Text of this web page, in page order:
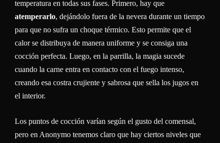
temperatura en todas sus fases. Primero, hay que
atemperarlo, dejándolo fuera de la nevera durante un tiempo
para que no sufra un choque térmico. Esto permite que el
calor se distribuya de manera uniforme y se consiga una
cocción perfecta. Luego, en la parrilla, la magia sucede
cuando la carne entra en contacto con el fuego intenso,
creando esa costra crujiente y sabrosa que sella los jugos en
el interior.
Los puntos de cocción varían según el gusto del comensal,
pero en Anonymo tenemos claro que hay ciertos niveles que